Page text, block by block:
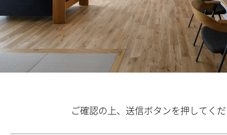
ご確認の上、送信ボタンを押してく